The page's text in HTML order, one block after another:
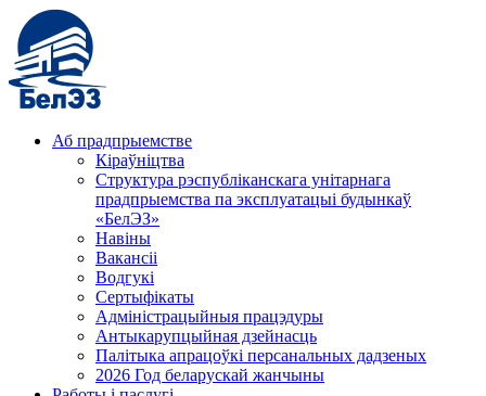
Аб прадпрыемстве
Кіраўніцтва
Структура рэспубліканскага унітарнага
прадпрыемства па эксплуатацыі будынкаў
«БелЭЗ»
Навіны
Вакансіі
Водгукі
Сертыфікаты
Адміністрацыйныя працэдуры
Антыкарупцыйная дзейнасць
Палітыка апрацоўкі персанальных дадзеных
2026 Год беларускай жанчыны